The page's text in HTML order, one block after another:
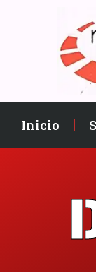
Inicio